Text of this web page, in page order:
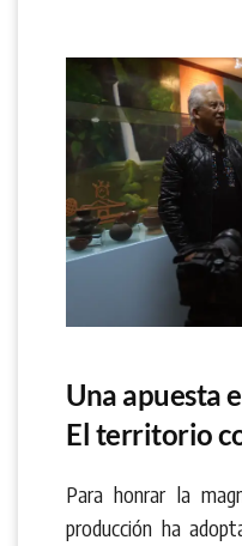
Una apuesta
El territorio
Para honrar la
producción ha